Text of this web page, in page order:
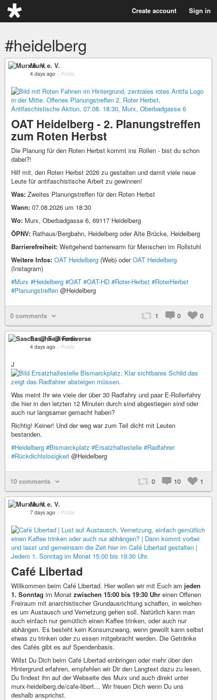
Create account Sign in
#heidelberg
Murx e. V.
4 days ago – Public
OAT Heidelberg - 2. Planungstreffen
zum Roten Herbst
Die Planung für den Roten Herbst kommt ins Rollen - bist du schon
dabei?!
Hilf mit, den Roten Herbst 2026 zu gestalten und damit viele neue
Leute für antifaschistische Arbeit zu gewinnen!
Was: Zweites Planungstreffen für den Roten Herbst
Wann: 07.08.2026 um 18:30
Wo: Murx, Oberbadgasse 6, 69117 Heidelberg
ÖPNV: Rathaus/Bergbahn, Heidelberg oder Alte Brücke, Heidelberg
Barrierefreiheit: Weitgehend barrierearm für Menschen im Rollstuhl
Weitere Infos: OAT Heidelberg (Web) oderOAT Heidelberg
(Instagram)
#Murx #Heidelberg #OAT #OAT-HD #Roter-Herbst #RoterHerbst
#Planungstreffen @Heidelberg
0 comments 1 0 0
Sascha @ Fediverse
4 days ago – Public
J
Was meint Ihr wie viele der über 30 Radfahry und paar E-Rollerfahry
die hier in den letzten 12 Minuten durch sind abgestiegen sind oder
auch nur langsamer gemacht haben?
Richtig! Keiner! Und der weg war zum Teil dicht mit Leuten
bestanden.
#Heidelberg #Bismarckplatz #Ersatzhaltestelle #Radfahrer
#Rückdichtslosigkeit @Heidelberg
10 comments 0 10 1
Murx e. V.
7 days ago – Public
Café Libertad
Willkommen beim Café Libertad. Hier wollen wir mit Euch am jeden
1. Sonntag im Monat zwischen 15:00 bis 19:30 Uhr einen Offenen
Freiraum mit anarchistischer Grundausrichtung schaffen, in welchen
es um Austausch und Vernetzung gehen soll. Natürlich kann man
auch einfach nur gemütlich einen Kaffee trinken, oder auch nur
abhängen. Es besteht kein Konsumzwang, wenn gewollt kann selbst
etwas zu trinken oder zu essen mitgebracht werden. Die Getränke
des Cafés gibt es auf Spendenbasis.
Willst Du Dich beim Café Libertad einbringen oder mehr über den
Hintergrund erfahren, empfehlen wir Dir den Langtext dazu zu lesen,
Du findest ihn auf der Webseite des Murx und auch direkt unter
murx-heidelberg.de/cafe-libert… Wir freuen Dich wenn Du uns
deshalb ansprichst.